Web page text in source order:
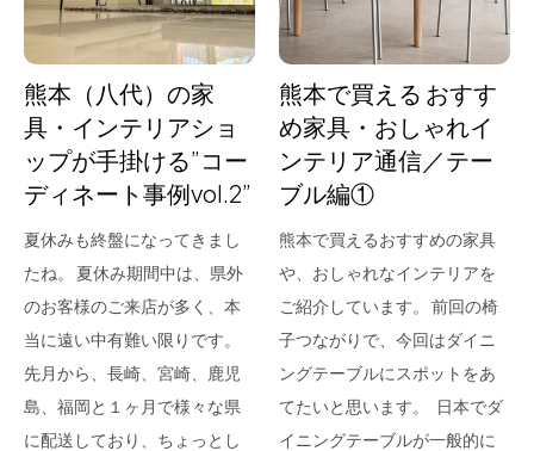
Recruit
Contact
フラッグシップストア
0965-52-0323
熊本店
096-274-8175
Arv
0965-45-9282
熊本（八代）の家
具・インテリアショ
ップが手掛ける”コー
ディネート事例vol.2”
夏休みも終盤になってきまし
たね。 夏休み期間中は、県外
のお客様のご来店が多く、本
当に遠い中有難い限りです。
先月から、長崎、宮崎、鹿児
島、福岡と１ヶ月で様々な県
に配送しており、ちょっとし
熊本で買える おすす
め家具・おしゃれイ
ンテリア通信／テー
ブル編①
熊本で買えるおすすめの家具
や、おしゃれなインテリアを
ご紹介しています。 前回の椅
子つながりで、今回はダイニ
ングテーブルにスポットをあ
てたいと思います。 日本でダ
イニングテーブルが一般的に